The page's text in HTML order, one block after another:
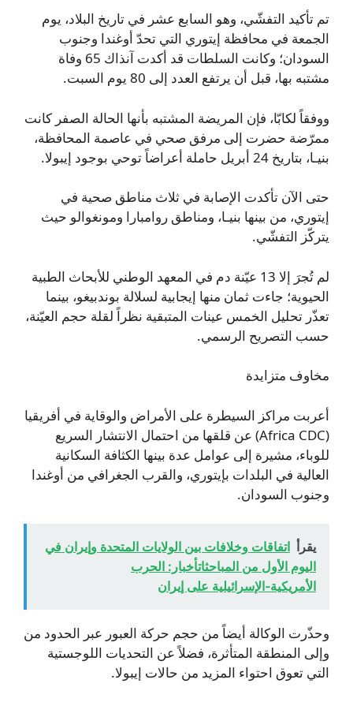
تم تأكيد التفشّي، وهو السابع عشر في تاريخ البلاد، يوم
الجمعة في محافظة إيتوري التي تحدّ أوغندا وجنوب
السودان؛ وكانت السلطات قد أكدت آنذاك 65 وفاة
مشتبه بها، قبل أن يرتفع العدد إلى 80 يوم السبت.
ووفقاً لكابّا، فإن المريضة المشتبه بأنها الحالة الصفر كانت
ممرّضة حضرت إلى مرفق صحي في عاصمة المحافظة،
بنيـا، بتاريخ 24 أبريل حاملة أعراضاً توحي بوجود إيبولا.
حتى الآن تأكدت الإصابة في ثلاث مناطق صحية في
إيتوري، من بينها بنيـا، ومناطق روامبارا ومونغوالو حيث
يتركّز التفشّي.
لم تُجرَ إلا 13 عيّنة دم في المعهد الوطني للأبحاث الطبية
الحيوية؛ جاءت ثمان منها إيجابية لسلالة بوندبيغو، بينما
تعذّر تحليل الخمس عينات المتبقية نظراً لقلة حجم العيّنة،
حسب التصريح الرسمي.
مخاوف متزايدة
أعربت مراكز السيطرة على الأمراض والوقاية في أفريقيا
(Africa CDC) عن قلقها من احتمال الانتشار السريع
للوباء، مشيرة إلى عوامل عدة بينها الكثافة السكانية
العالية في البلدات بإيتوري، والقرب الجغرافي من أوغندا
وجنوب السودان.
يقرأ اتفاقات وخلافات بين الولايات المتحدة وإيران في
اليوم الأول من المباحثاتأخبار: الحرب
الأمريكية‑الإسرائيلية على إيران
وحذّرت الوكالة أيضاً من حجم حركة العبور عبر الحدود من
وإلى المنطقة المتأثرة، فضلاً عن التحديات اللوجستية
التي تعوق احتواء المزيد من حالات إيبولا.